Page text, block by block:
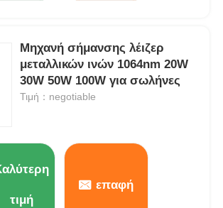
Μηχανή σήμανσης λέιζερ
μεταλλικών ινών 1064nm 20W
30W 50W 100W για σωλήνες
Τιμή：negotiable
τιμή
επαφή